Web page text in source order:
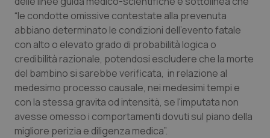
Quotidiano Chirurgia
Quotidiano Oncologia
Quotidiano Pediatria
Rene & patologie urogenitali
“le condotte omissive contestate alla prevenuta
abbiano determinato le condizioni dell'evento fatale
con alto o elevato grado di probabilità logica o
credibilità razionale, potendosi escludere che la morte
del bambino si sarebbe verificata, in relazione al
medesimo processo causale, nei medesimi tempi e
con la stessa gravita od intensità, se l'imputata non
avesse omesso i comportamenti dovuti sul piano della
migliore perizia e diligenza medica”.